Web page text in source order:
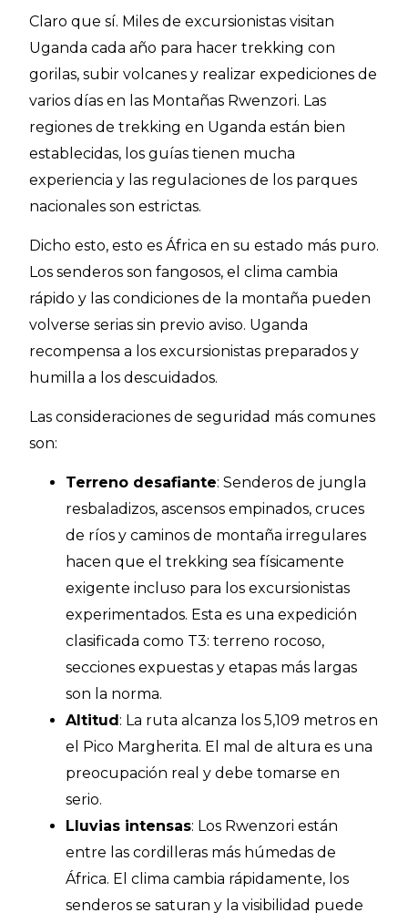
Claro que sí. Miles de excursionistas visitan
Uganda cada año para hacer trekking con
gorilas, subir volcanes y realizar expediciones de
varios días en las Montañas Rwenzori. Las
regiones de trekking en Uganda están bien
establecidas, los guías tienen mucha
experiencia y las regulaciones de los parques
nacionales son estrictas.
Dicho esto, esto es África en su estado más puro.
Los senderos son fangosos, el clima cambia
rápido y las condiciones de la montaña pueden
volverse serias sin previo aviso. Uganda
recompensa a los excursionistas preparados y
humilla a los descuidados.
Las consideraciones de seguridad más comunes
son:
Terreno desafiante: Senderos de jungla
resbaladizos, ascensos empinados, cruces
de ríos y caminos de montaña irregulares
hacen que el trekking sea físicamente
exigente incluso para los excursionistas
experimentados. Esta es una expedición
clasificada como T3: terreno rocoso,
secciones expuestas y etapas más largas
son la norma.
Altitud: La ruta alcanza los 5,109 metros en
el Pico Margherita. El mal de altura es una
preocupación real y debe tomarse en
serio.
Lluvias intensas: Los Rwenzori están
entre las cordilleras más húmedas de
África. El clima cambia rápidamente, los
senderos se saturan y la visibilidad puede